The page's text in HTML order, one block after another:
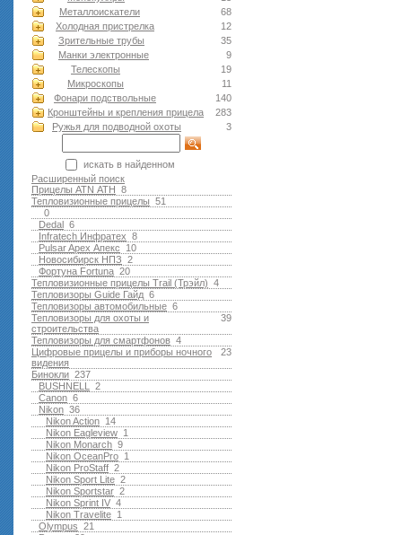
68
Металлоискатели
12
Холодная пристрелка
35
Зрительные трубы
9
Манки электронные
19
Телескопы
11
Микроскопы
140
Фонари подствольные
283
Кронштейны и крепления прицела
3
Ружья для подводной оxоты
искать в найденном
Расширенный поиск
8
Прицелы ATN АТН
51
Тепловизионные прицелы
0
6
Dedal
8
Infratech Инфратех
10
Pulsar Apex Апекс
2
Новосибирск НПЗ
20
Фортуна Fortuna
4
Тепловизионные прицелы Trail (Трэйл)
6
Тепловизоры Guide Гайд
6
Тепловизоры автомобильные
39
Тепловизоры для охоты и
строительства
4
Тепловизоры для смартфонов
23
Цифровые прицелы и приборы ночного
видения
237
Бинокли
2
BUSHNELL
6
Canon
36
Nikon
14
Nikon Action
1
Nikon Eagleview
9
Nikon Monarch
1
Nikon OceanPro
2
Nikon ProStaff
2
Nikon Sport Lite
2
Nikon Sportstar
4
Nikon Sprint IV
1
Nikon Travelite
21
Olympus